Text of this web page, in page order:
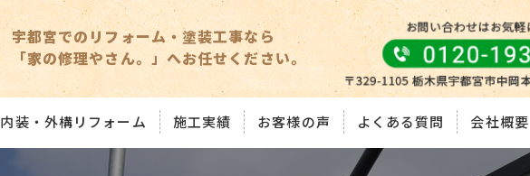
宇都宮でのリフォーム・塗装工事なら
「家の修理やさん。」へお任せください。
内装・外構リフォーム 施工実績 お客様の声 よくある質問 会社概要